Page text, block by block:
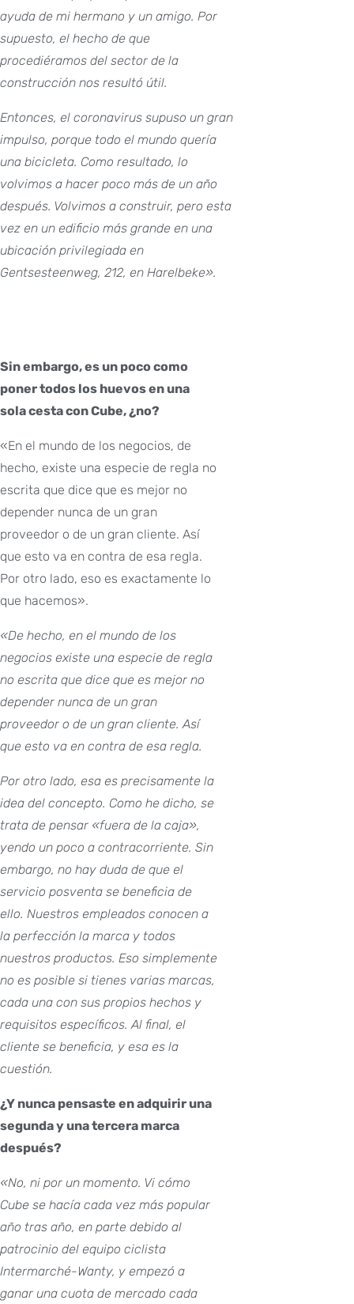
ayuda de mi hermano y un amigo. Por
supuesto, el hecho de que
procediéramos del sector de la
construcción nos resultó útil.
Entonces, el coronavirus supuso un gran
impulso, porque todo el mundo quería
una bicicleta. Como resultado, lo
volvimos a hacer poco más de un año
después. Volvimos a construir, pero esta
vez en un edificio más grande en una
ubicación privilegiada en
Gentsesteenweg, 212, en Harelbeke».
Sin embargo, es un poco como
poner todos los huevos en una
sola cesta con Cube, ¿no?
«En el mundo de los negocios, de
hecho, existe una especie de regla no
escrita que dice que es mejor no
depender nunca de un gran
proveedor o de un gran cliente. Así
que esto va en contra de esa regla.
Por otro lado, eso es exactamente lo
que hacemos».
«De hecho, en el mundo de los
negocios existe una especie de regla
no escrita que dice que es mejor no
depender nunca de un gran
proveedor o de un gran cliente. Así
que esto va en contra de esa regla.
Por otro lado, esa es precisamente la
idea del concepto. Como he dicho, se
trata de pensar «fuera de la caja»,
yendo un poco a contracorriente. Sin
embargo, no hay duda de que el
servicio posventa se beneficia de
ello. Nuestros empleados conocen a
la perfección la marca y todos
nuestros productos. Eso simplemente
no es posible si tienes varias marcas,
cada una con sus propios hechos y
requisitos específicos. Al final, el
cliente se beneficia, y esa es la
cuestión.
¿Y nunca pensaste en adquirir una
segunda y una tercera marca
después?
«No, ni por un momento. Vi cómo
Cube se hacía cada vez más popular
año tras año, en parte debido al
patrocinio del equipo ciclista
Intermarché-Wanty, y empezó a
ganar una cuota de mercado cada